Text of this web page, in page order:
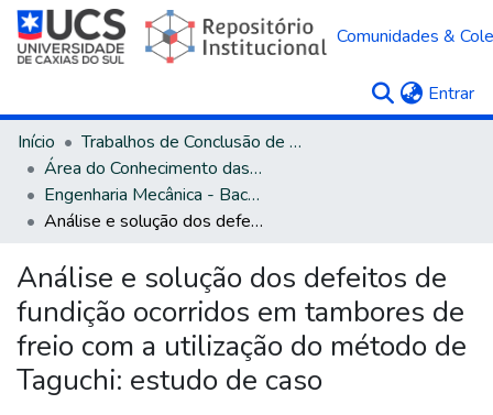
Comunidades &
Entrar
Início
Trabalhos de Conclusão de Curso
Área do Conhecimento das Engenharias
Engenharia Mecânica - Bacharelado
Análise e solução dos defeitos de fundição ocorridos em tambores de freio com a utilização do método de Taguchi: estudo de caso
Análise e solução dos defeitos de
fundição ocorridos em tambores de
freio com a utilização do método de
Taguchi: estudo de caso